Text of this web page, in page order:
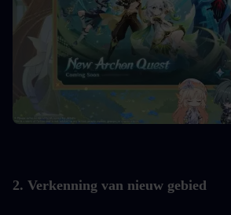
2. Verkenning van nieuw gebied